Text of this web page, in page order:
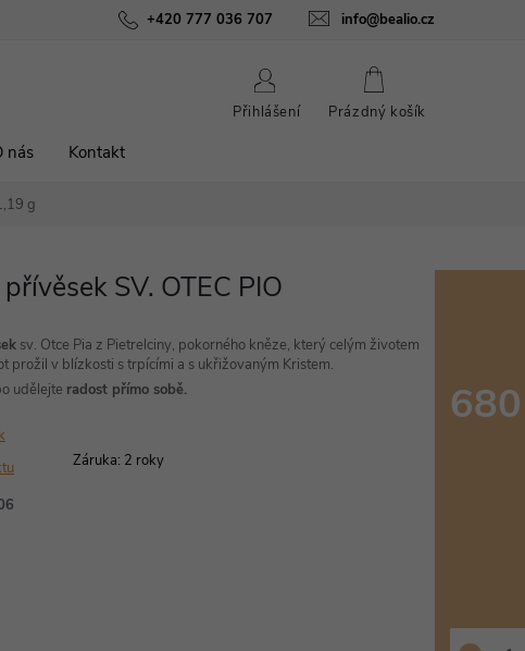
+420 777 036 707 info@bealio.cz
Podmínky ochrany osobních údajů O nás Péče o šperky
Přihlášení
NÁKUPNÍ
Prázdný košík
nás Kontakt
g
SV. OTEC PIO
sv. Otce Pia z Pietrelciny, pokorného kněze, který celým životem
prožil v blízkosti s trpícími a s ukřižovaným Kristem.
udělejte radost přímo sobě.
Záruka: 2 roky